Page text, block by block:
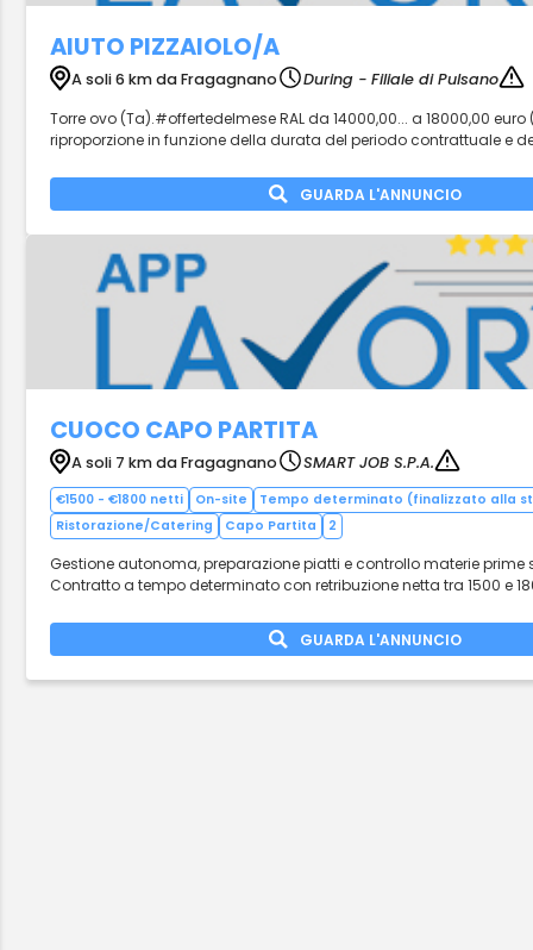
AIUTO PIZZAIOLO/A
A soli 6 km da Fragagnano
During - Filiale di Pulsano
Torre ovo (Ta).#offertedelmese RAL da 14000,00... a 18000,00
riproporzione in funzione della durata del periodo contrattuale e
GUARDA L'ANNUNCIO
CUOCO CAPO PARTITA
A soli 7 km da Fragagnano SMART JOB S.P.A.
€1500 - €1800 netti On-site
Tempo determinato (finalizzato alla
Ristorazione/Catering
Capo Partita 2
Gestione autonoma, preparazione piatti e controllo materie prime
Contratto a tempo determinato con retribuzione netta tra 1500 e
GUARDA L'ANNUNCIO